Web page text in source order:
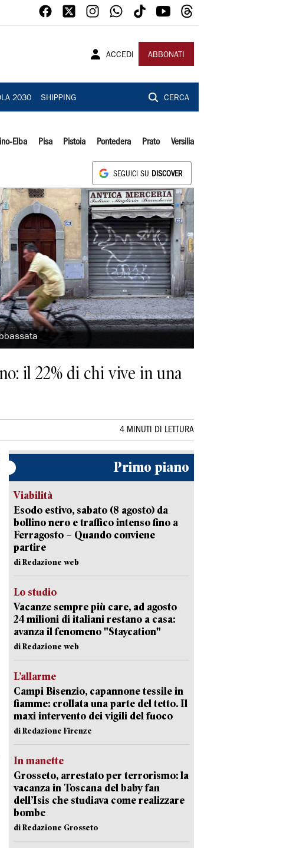
ACCEDI ABBONATI
2030 SHIPPING CERCA
Elba Pisa Pistoia Pontedera Prato Versilia
SEGUICI SU DISCOVER
il 22% di chi vive in una
4 MINUTI DI LETTURA
Primo piano
Viabilità
Esodo estivo, sabato (8 agosto) da
bollino nero e traffico intenso fino a
Ferragosto – Quando conviene
partire
di Redazione web
Lo studio
Vacanze sempre più care, ad agosto
24 milioni di italiani restano a casa:
avanza il fenomeno "Staycation"
di Redazione web
L’allarme
Campi Bisenzio, capannone tessile in
fiamme: crollata una parte del tetto. Il
maxi intervento dei vigili del fuoco
di Redazione Firenze
In manette
Grosseto, arrestato per terrorismo: la
vacanza in Toscana del baby fan
dell’Isis che studiava come realizzare
bombe
di Redazione Grosseto